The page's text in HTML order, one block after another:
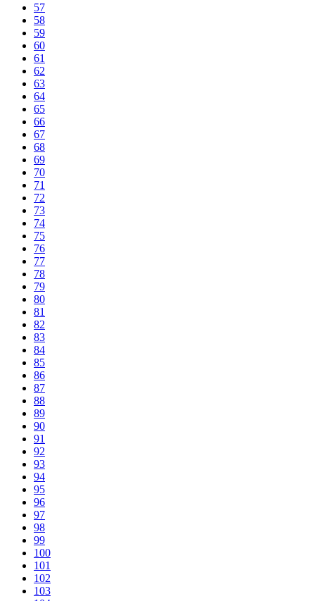
57
58
59
60
61
62
63
64
65
66
67
68
69
70
71
72
73
74
75
76
77
78
79
80
81
82
83
84
85
86
87
88
89
90
91
92
93
94
95
96
97
98
99
100
101
102
103